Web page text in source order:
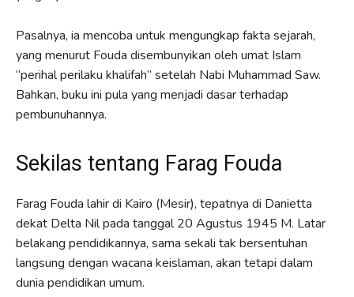
Pasalnya, ia mencoba untuk mengungkap fakta sejarah,
yang menurut Fouda disembunyikan oleh umat Islam
“perihal perilaku khalifah” setelah Nabi Muhammad Saw.
Bahkan, buku ini pula yang menjadi dasar terhadap
pembunuhannya.
Sekilas tentang Farag Fouda
Farag Fouda lahir di Kairo (Mesir), tepatnya di Danietta
dekat Delta Nil pada tanggal 20 Agustus 1945 M. Latar
belakang pendidikannya, sama sekali tak bersentuhan
langsung dengan wacana keislaman, akan tetapi dalam
dunia pendidikan umum.